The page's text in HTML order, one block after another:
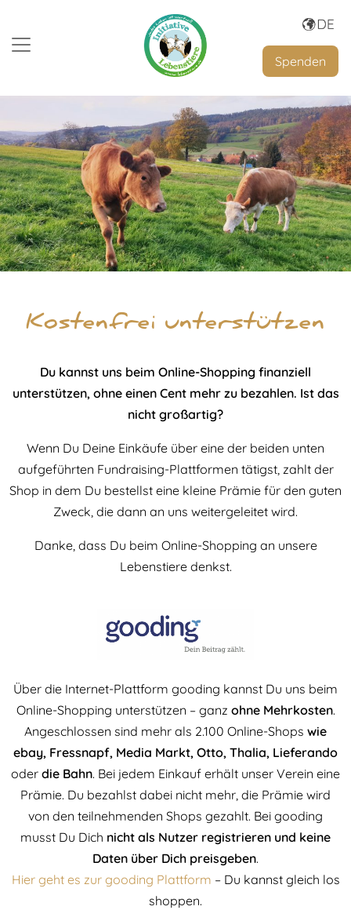
Spenden
Kostenfrei unterstützen
Du kannst uns beim Online-Shopping finanziell
unterstützen, ohne einen Cent mehr zu bezahlen. Ist das
nicht großartig?
Wenn Du Deine Einkäufe über eine der beiden unten
aufgeführten Fundraising-Plattformen tätigst, zahlt der
Shop in dem Du bestellst eine kleine Prämie für den guten
Zweck, die dann an uns weitergeleitet wird.
Danke, dass Du beim Online-Shopping an unsere
Lebenstiere denkst.
Über die Internet-Plattform gooding kannst Du uns beim
Online-Shopping unterstützen – ganz ohne Mehrkosten.
Angeschlossen sind mehr als 2.100 Online-Shops wie
ebay, Fressnapf, Media Markt, Otto, Thalia, Lieferando
oder die Bahn. Bei jedem Einkauf erhält unser Verein eine
Prämie. Du bezahlst dabei nicht mehr, die Prämie wird
von den teilnehmenden Shops gezahlt. Bei gooding
musst Du Dich nicht als Nutzer registrieren und keine
Daten über Dich preisgeben.
Hier geht es zur gooding Plattform – Du kannst gleich los
shoppen.